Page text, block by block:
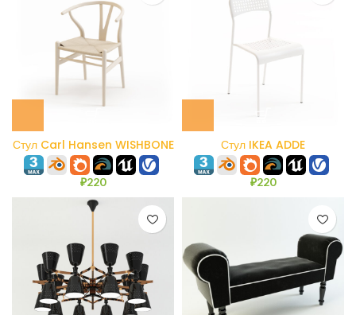
Стул Carl Hansen WISHBONE
CH24
₽220
Стул IKEA ADDE
₽220